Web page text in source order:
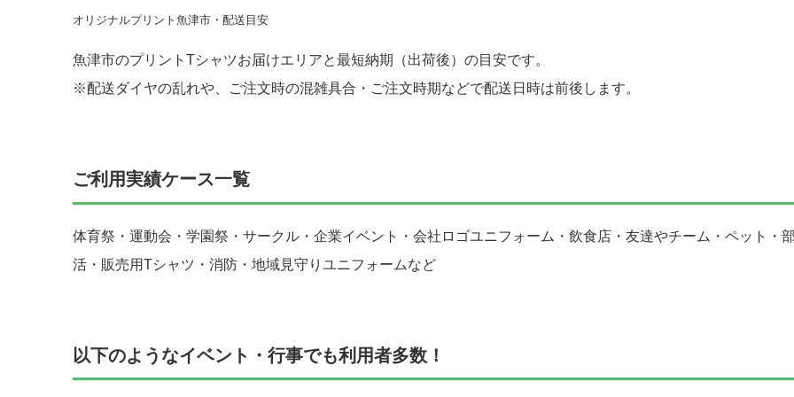
オリジナルプリント魚津市・配送目安
魚津市のプリントTシャツお届けエリアと最短納期（出荷後）の目安です。
※配送ダイヤの乱れや、ご注文時の混雑具合・ご注文時期などで配送日時は前後します。
ご利用実績ケース一覧
体育祭・運動会・学園祭・サークル・企業イベント・会社ロゴユニフォーム・飲食店・友達やチーム・ペット・
活・販売用Tシャツ・消防・地域見守りユニフォームなど
以下のようなイベント・行事でも利用者多数！